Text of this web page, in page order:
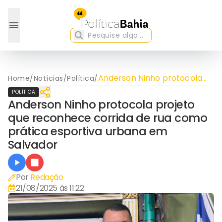
Home/Notícias/Política/Anderson Ninho protocola
projeto que reconhece
corrida de rua como
prática esportiva urbana
em Salvador
POLÍTICA
Anderson Ninho protocola projeto
que reconhece corrida de rua como
prática esportiva urbana em
Salvador
Por Redação
21/08/2025 às 11:22